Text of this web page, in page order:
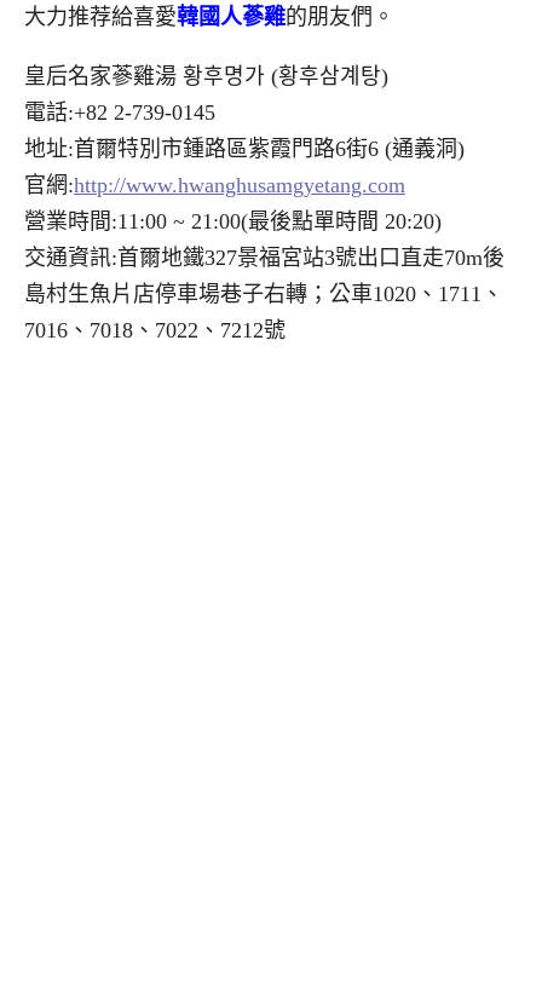
大力推荐給喜愛韓國人蔘雞的朋友們。
皇后名家蔘雞湯 황후명가 (황후삼계탕)
電話:+82 2-739-0145
地址:首爾特別市鍾路區紫霞門路6街6 (通義洞)
官網:http://www.hwanghusamgyetang.com
營業時間:11:00 ~ 21:00(最後點單時間 20:20)
交通資訊:首爾地鐵327景福宮站3號出口直走70m後
島村生魚片店停車場巷子右轉；公車1020、1711、
7016、7018、7022、7212號